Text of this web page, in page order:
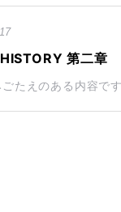
第二章
たえのある内容で